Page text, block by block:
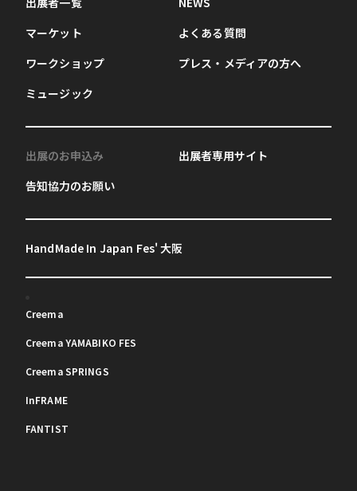
マーケット
ワークショップ
ミュージック
よくある質問
プレス・メディアの方へ
出展のお申込み
告知協力のお願い
出展者専用サイト
HandMade In Japan Fes' 大阪
Creema
Creema YAMABIKO FES
Creema SPRINGS
InFRAME
FANTIST